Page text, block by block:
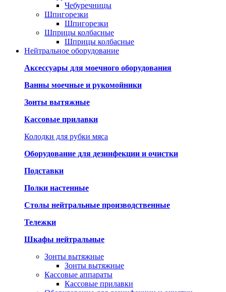
Чебуречницы
Шпигорезки
Шпигорезки
Шприцы колбасные
Шприцы колбасные
Нейтральное оборудование
Аксессуары для моечного оборудования
Ванны моечные и рукомойники
Зонты вытяжные
Кассовые прилавки
Колодки для рубки мяса
Оборудование для дезинфекции и очистки
Подставки
Полки настенные
Столы нейтральные производственные
Тележки
Шкафы нейтральные
Зонты вытяжные
Зонты вытяжные
Кассовые аппараты
Кассовые прилавки